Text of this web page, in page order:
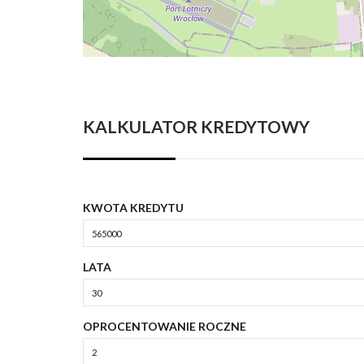
KALKULATOR KREDYTOWY
KWOTA KREDYTU
LATA
OPROCENTOWANIE ROCZNE